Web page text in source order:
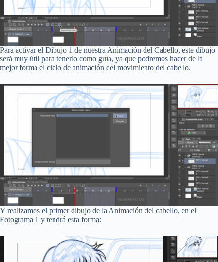
Para activar el Dibujo 1 de nuestra Animación del Cabello, este dibujo
será muy útil para tenerlo como guía, ya que podremos hacer de la
mejor forma el ciclo de animación del movimiento del cabello.
Y realizamos el primer dibujo de la Animación del cabello, en el
Fotograma 1 y tendrá esta forma: